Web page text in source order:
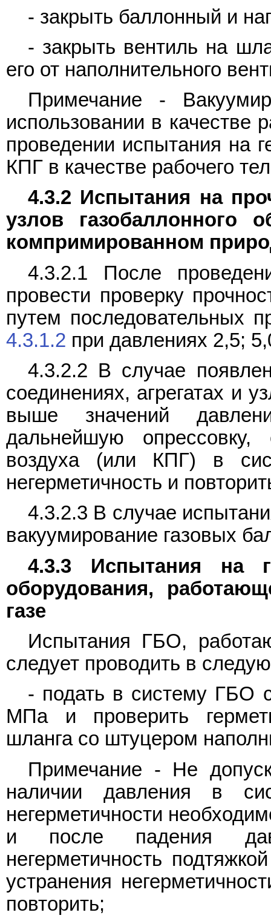
- закрыть баллонный и
- закрыть вентиль на
его от наполнительного
Примечание -
использовании в качестве
проведении испытания на
КПГ в качестве рабочего
4.3.2 Испытания на
узлов газобаллонного
компримированном
4.3.2.1 После
провести проверку
путем последовательных
4.3.1.2 при давлениях 2,5;
4.3.2.2 В случае
соединениях, агрегатах и
выше значений
дальнейшую опрессовку,
воздуха (или КПГ) в
негерметичность и
4.3.2.3 В случае
вакуумирование газовых
4.3.3 Испытания на
оборудования,
газе
Испытания ГБО,
следует проводить в
- подать в систему ГБО
МПа и проверить
шланга со штуцером
Примечание - Не
наличии давления в
негерметичности
и после падения
негерметичность
устранения
повторить;